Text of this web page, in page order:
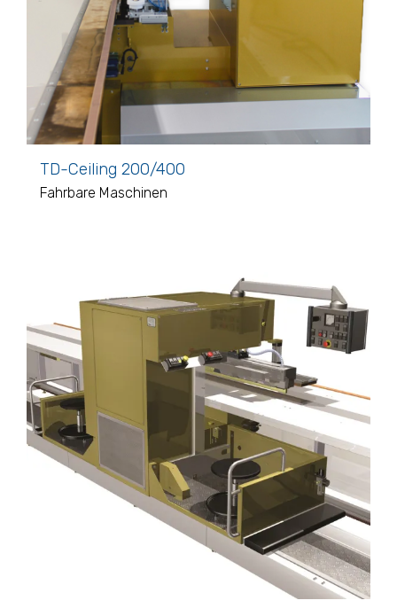
TD-Ceiling 200/400
Fahrbare Maschinen